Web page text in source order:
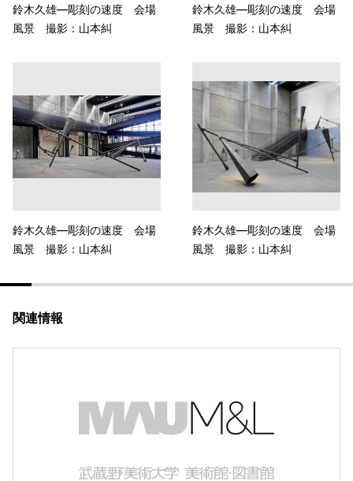
鈴木久雄—彫刻の速度 会場
風景 撮影：山本糾
鈴木久雄—彫刻の速度 会場
風景 撮影：山本糾
鈴木久雄—彫刻の速度 会場
風景 撮影：山本糾
鈴木久雄—彫刻の速度 会場
風景 撮影：山本糾
関連情報